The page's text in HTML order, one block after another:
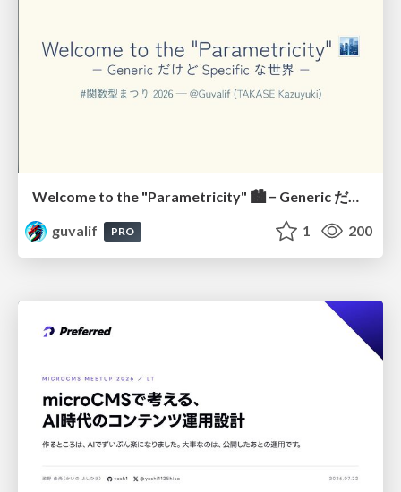
Welcome to the "Parametricity" 🏙️ − Generic だけど Specific な世界 −
guvalif
PRO 1 200